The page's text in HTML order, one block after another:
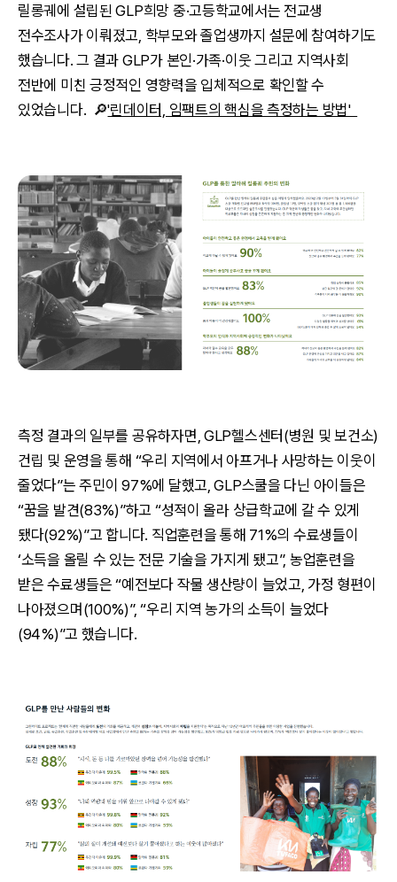
릴롱궤에 설립된 GLP희망 중·고등학교에서는 전교생
전수조사가 이뤄졌고, 학부모와 졸업생까지 설문에 참여하기도
했습니다. 그 결과 GLP가 본인·가족·이웃 그리고 지역사회
전반에 미친 긍정적인 영향력을 입체적으로 확인할 수
있었습니다. 🔎'린데이터, 임팩트의 핵심을 측정하는 방법'
측정 결과의 일부를 공유하자면, GLP헬스센터(병원 및 보건소)
건립 및 운영을 통해 “우리 지역에서 아프거나 사망하는 이웃이
줄었다”는 주민이 97%에 달했고, GLP스쿨을 다닌 아이들은
“꿈을 발견(83%)”하고 “성적이 올라 상급학교에 갈 수 있게
됐다(92%)”고 합니다. 직업훈련을 통해 71%의 수료생들이
‘소득을 올릴 수 있는 전문 기술을 가지게 됐고”, 농업훈련을
받은 수료생들은 “예전보다 작물 생산량이 늘었고, 가정 형편이
나아졌으며(100%)”, “우리 지역 농가의 소득이 늘었다
(94%)”고 했습니다.